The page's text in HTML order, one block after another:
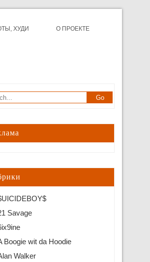
ХУДИ О ПРОЕКТЕ
Savage
Boogie wit da Hoodie
Walker